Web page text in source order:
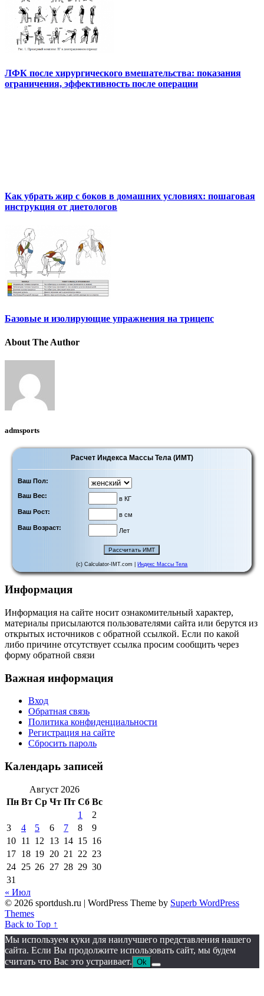
ЛФК после хирургического вмешательства: показания
ограничения, эффективность после операции
Как убрать жир с боков в домашних условиях: пошаговая
инструкция от диетологов
Базовые и изолирующие упражнения на трицепс
About The Author
admsports
Расчет Индекса Массы Тела (ИМТ)
Ваш Пол:
Ваш Вес:
в КГ
Ваш Рост:
в см
Ваш Возраст:
Лет
(c) Calculator-IMT.com | Индекс Массы Тела
Информация
Информация на сайте носит ознакомительный характер,
материалы присылаются пользователями сайта или берутся из
открытых источников с обратной ссылкой. Если по какой
либо причине отсутствует ссылка просим сообщить через
форму обратной связи
Важная информация
Вход
Обратная связь
Политика конфиденциальности
Регистрация на сайте
Сбросить пароль
Календарь записей
Август 2026
Пн Вт Ср Чт Пт Сб Вс
1
2
3
4 5 6 7 8
9
10 11 12 13 14 15 16
17 18 19 20 21 22 23
24 25 26 27 28 29 30
31
« Июл
© 2026 sportdush.ru | WordPress Theme by Superb WordPress
Themes
Back to Top ↑
Мы используем куки для наилучшего представления нашего
сайта. Если Вы продолжите использовать сайт, мы будем
считать что Вас это устраивает. Ok